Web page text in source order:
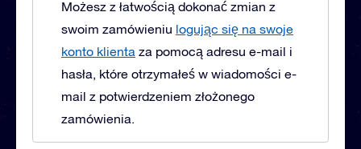
Możesz z łatwością dokonać zmian z
swoim zamówieniu logując się na swoje
konto klienta za pomocą adresu e-mail i
hasła, które otrzymałeś w wiadomości e-
mail z potwierdzeniem złożonego
zamówienia.